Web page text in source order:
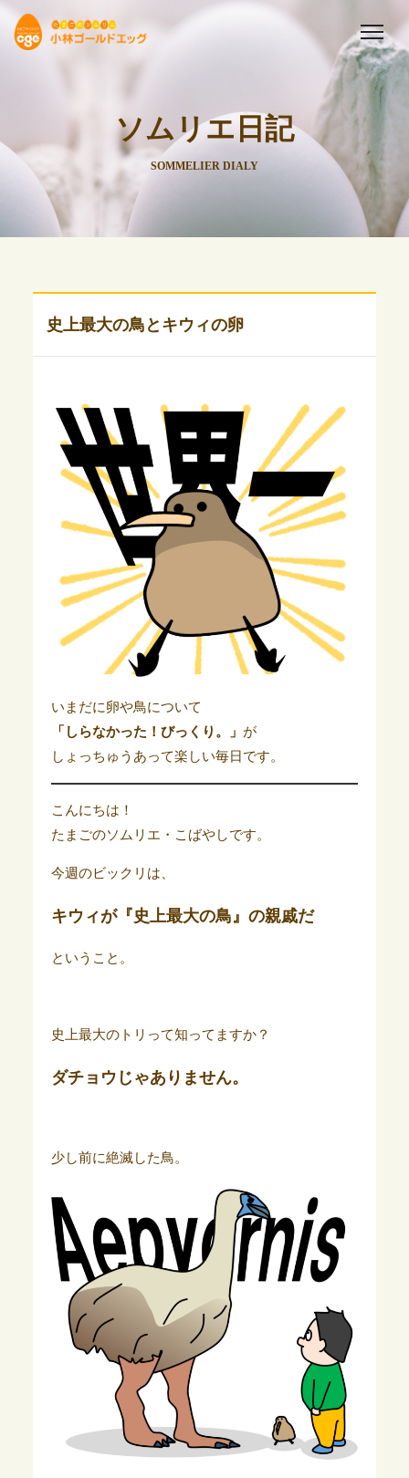
ソムリエ日記
SOMMELIER DIALY
史上最大の鳥とキウィの卵
いまだに卵や鳥について
「しらなかった！びっくり。」 が
しょっちゅうあって楽しい毎日です。
こんにちは！
たまごのソムリエ・こばやしです。
今週のビックリは、
キウィが『史上最大の鳥』の親戚だ
ということ。
史上最大のトリって知ってますか？
ダチョウじゃありません。
少し前に絶滅した鳥。